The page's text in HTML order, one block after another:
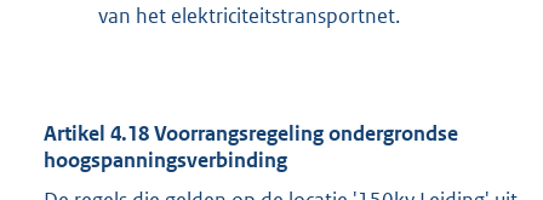
van het elektriciteitstransportnet.
Artikel 4.18Voorrangsregeling ondergrondse
hoogspanningsverbinding